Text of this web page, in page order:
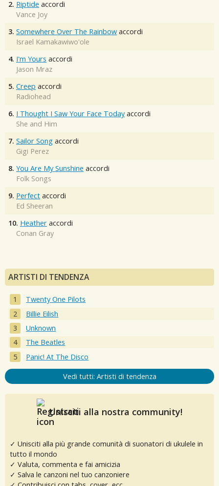
2. Riptide accordi
Vance Joy
3. Somewhere Over The Rainbow accordi
Israel Kamakawiwo'ole
4. I'm Yours accordi
Jason Mraz
5. Creep accordi
Radiohead
6. I Thought I Saw Your Face Today accordi
She and Him
7. Sailor Song accordi
Gigi Perez
8. You Are My Sunshine accordi
Folk Songs
9. Perfect accordi
Ed Sheeran
10. Heather accordi
Conan Gray
ARTISTI DI TENDENZA
Twenty One Pilots
Billie Eilish
Unknown
The Beatles
Panic! At The Disco
Vedi tutti: Artisti di tendenza
Unisciti alla nostra community!
✓ Unisciti alla più grande comunità di suonatori di ukulele in
tutto il mondo
✓ Valuta, commenta e fai amicizia
✓ Salva le canzoni nel tuo canzoniere